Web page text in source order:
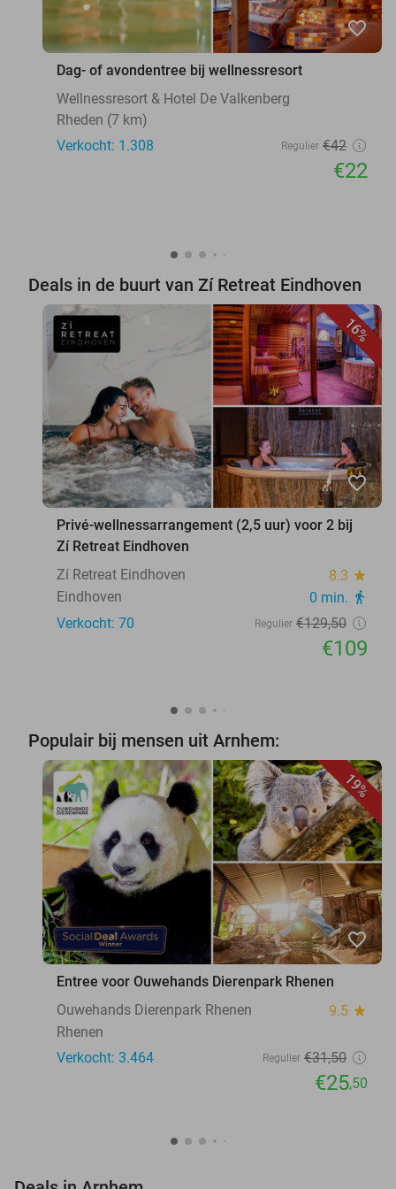
favorite_border
Dag- of avondentree bij wellnessresort
Wellnessresort & Hotel De Valkenberg
Rheden (7 km)
Verkocht: 1.308
Regulier €42
€22
Deals in de buurt van Zí Retreat Eindhoven
16%
favorite_border
Privé-wellnessarrangement (2,5 uur) voor 2 bij
Zí Retreat Eindhoven
Zí Retreat Eindhoven
8.3 star
Eindhoven 0 min. directions_walk
Verkocht: 70 Regulier €129,50
€109
Populair bij mensen uit Arnhem:
19%
favorite_border
Entree voor Ouwehands Dierenpark Rhenen
Ouwehands Dierenpark Rhenen
9.5 star
Rhenen
Verkocht: 3.464
Regulier €31,50
€25,50